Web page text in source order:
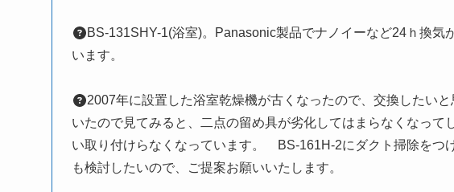
BS-131SHY-1(浴室)。Panasonic製品でナノイーなど24ｈ換気
います。
2007年に設置した浴室乾燥機が古くなったので、交換したい
いたので見てみると、二点の留め具が劣化してはまらなくなって
い取り付けらなくなっています。 BS-161H-2にダクト掃除を
も検討したいので、ご提案お願いいたします。